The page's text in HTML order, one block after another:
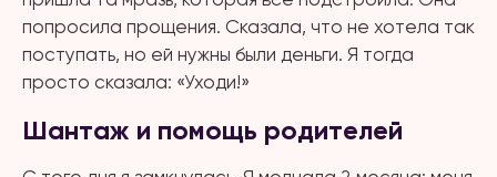
попросила прощения. Сказала, что не хотела так
поступать, но ей нужны были деньги. Я тогда
просто сказала: «Уходи!»
Шантаж и помощь родителей